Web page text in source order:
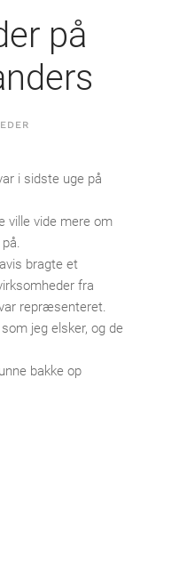
på
i sidste uge på
ville vide mere om
bragte et
fra
repræsenteret.
jeg elsker, og de
bakke op